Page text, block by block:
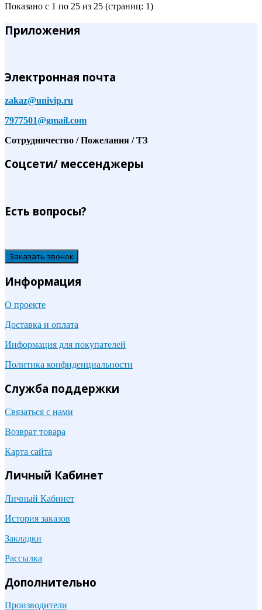
Показано с 1 по 25 из 25 (страниц: 1)
Приложения
Электронная почта
zakaz@univip.ru
7977501@gmail.com
Сотрудничество / Пожелания / ТЗ
Соцсети/ мессенджеры
Есть вопросы?
Заказать звонок
Информация
О проекте
Доставка и оплата
Информация для покупателей
Политика конфиденциальности
Служба поддержки
Связаться с нами
Возврат товара
Карта сайта
Личный Кабинет
Личный Кабинет
История заказов
Закладки
Рассылка
Дополнительно
Производители